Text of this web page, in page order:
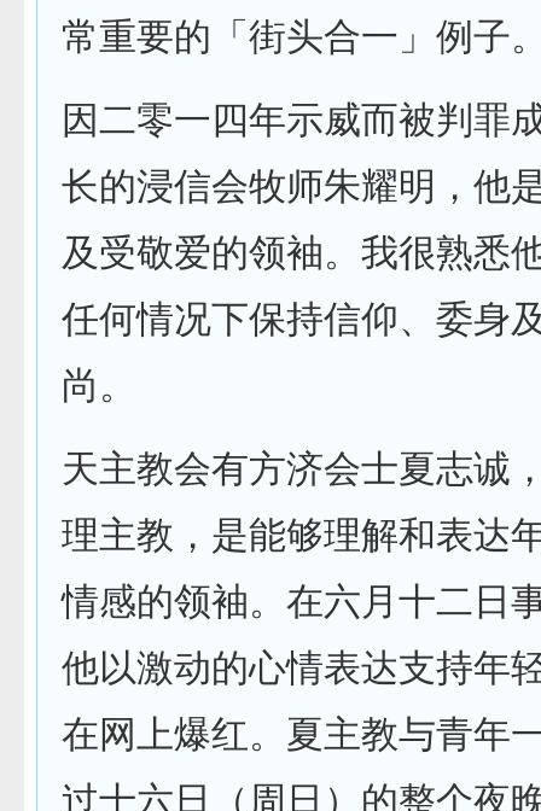
常重要的「街头合一」例子
因二零一四年示威而被判罪
长的浸信会牧师朱耀明，他
及受敬爱的领袖。我很熟悉
任何情况下保持信仰、委身
尚。
天主教会有方济会士夏志诚
理主教，是能够理解和表达
情感的领袖。在六月十二日
他以激动的心情表达支持年
在网上爆红。夏主教与青年
过十六日（周日）的整个夜